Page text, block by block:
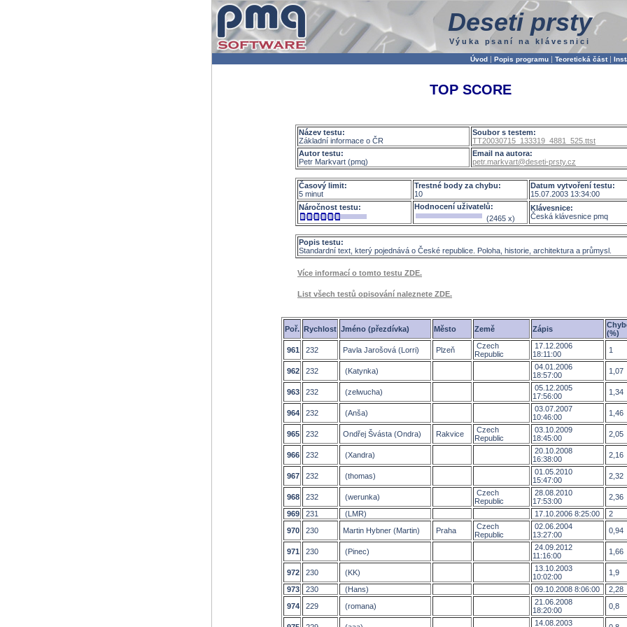
Deseti prsty
Výuka psaní na klávesnici
Úvod | Popis programu | Teoretická část|
TOP SCORE
Název testu:
Základní informace o ČR
Soubor s testem:
TT20030715_133319_4881_525.ttst
Autor testu:
Petr Markvart (pmq)
Email na autora:
petr.markvart@deseti-prsty.cz
Časový limit:
5 minut
Trestné body za chybu:
10
Datum vytvoření testu:
15.07.2003 13:34:00
Náročnost testu:
Hodnocení uživatelů:
(2465 x)
Klávesnice:
Česká klávesnice pmq
Popis testu:
Standardní text, který pojednává o České republice. Poloha, historie, architektura a průmysl.
Více informací o tomto testu ZDE.
List všech testů opisování naleznete ZDE.
Poř. Rychlost Jméno (přezdívka) Město Země Zápis
(%)
961
232 Pavla Jarošová (Lorri) Plzeň
Czech
Republic
17.12.2006
18:11:00
1
962 232 (Katynka)
04.01.2006
18:57:00
1,07
963 232 (zelwucha)
05.12.2005
17:56:00
1,34
964 232 (Anša)
03.07.2007
10:46:00
1,46
965 232 Ondřej Švásta (Ondra) Rakvice
Czech
Republic
03.10.2009
18:45:00
2,05
966 232 (Xandra)
20.10.2008
16:38:00
2,16
967 232 (thomas)
01.05.2010
15:47:00
2,32
968 232 (werunka)
Czech
Republic
28.08.2010
17:53:00
2,36
969
231 (LMR) 17.10.2006 8:25:00
2
970
230 Martin Hybner (Martin) Praha
Czech
Republic
02.06.2004
13:27:00
0,94
971 230 (Pinec)
24.09.2012
11:16:00
1,66
972 230 (KK)
13.10.2003
10:02:00
1,9
973
230 (Hans) 09.10.2008 8:06:00
2,28
974
229 (romana)
21.06.2008
18:20:00
0,8
14.08.2003